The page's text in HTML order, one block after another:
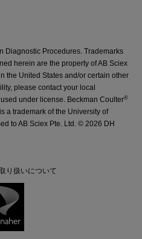
Diagnostic Procedures. Trademarks
herein are the property of AB Sciex
the United States and/or certain other
please contact your local
under license. Beckman Coulter®
a trademark of the University of
to AB Sciex Pte. Ltd. © 2026 DH
り扱いについて